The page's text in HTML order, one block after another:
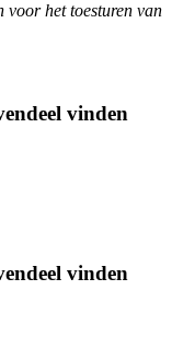
voor het toesturen van
vinden
vinden